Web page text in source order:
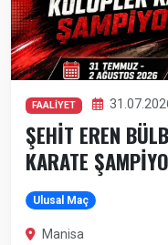
FAALİYET
ŞEHİT EREN
KARATE
Ulusal Maç
Manisa